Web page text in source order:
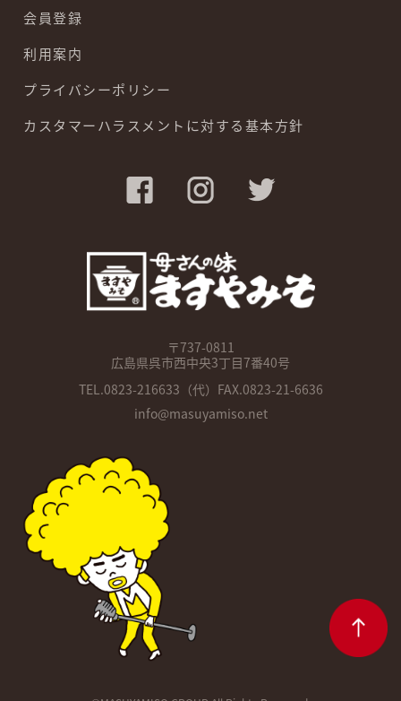
会員登録
利用案内
プライバシーポリシー
カスタマーハラスメントに対する基本方針
〒737-0811
広島県呉市西中央3丁目7番40号
TEL.0823-216633 （代）FAX.0823-21-6636
info@masuyamiso.net